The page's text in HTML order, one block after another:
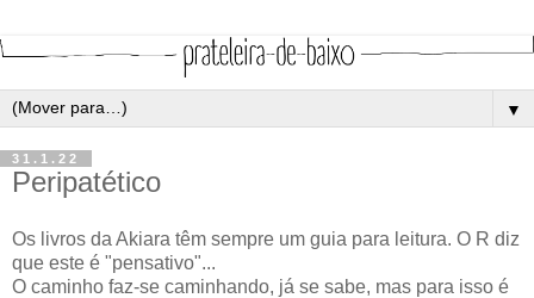
▼
31.1.22
Peripatético
Os livros da Akiara têm sempre um guia para leitura. O R diz
que este é "pensativo"...
O caminho faz-se caminhando, já se sabe, mas para isso é